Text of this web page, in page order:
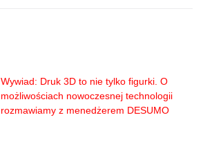
Wywiad: Druk 3D to nie tylko figurki. O
możliwościach nowoczesnej technologii
rozmawiamy z menedżerem DESUMO